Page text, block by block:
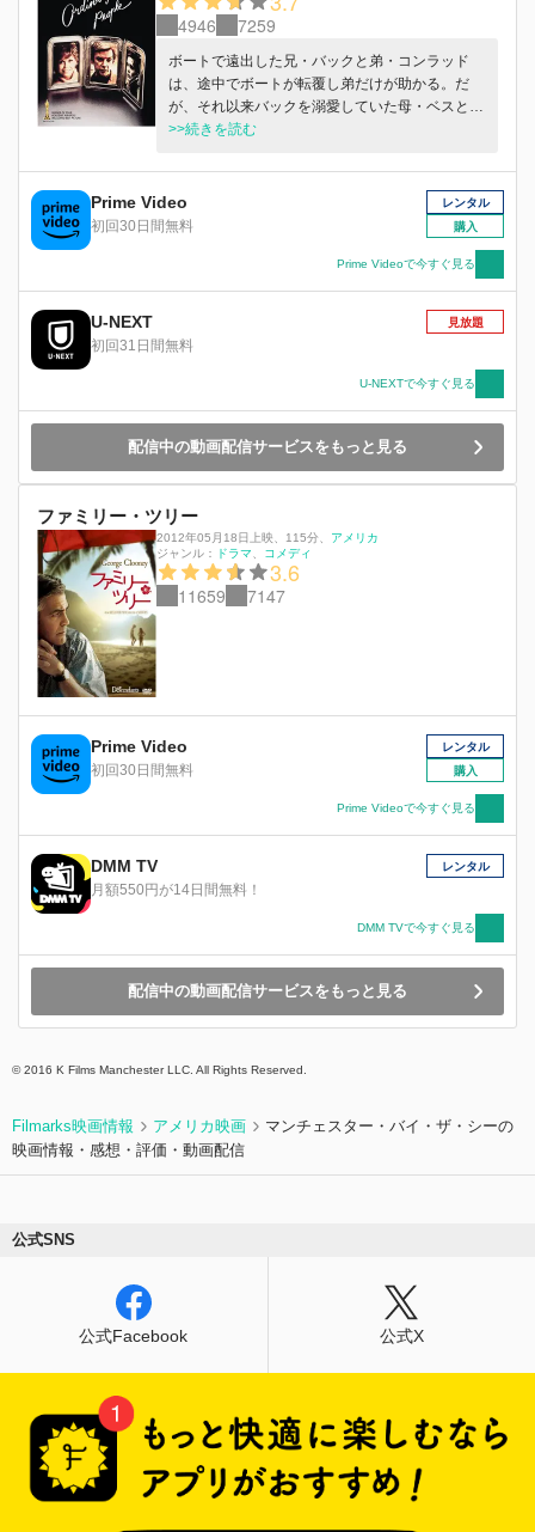
4946 7259
ボートで遠出した兄・バックと弟・コンラッド
は、途中でボートが転覆し弟だけが助かる。だ
が、それ以来バックを溺愛していた母・ベスとの
間にわだかまりが生じてしまう。父・カルヴィン
悩するが…。
>>続きを読む
Prime Video
初回30日間無料
レンタル
購入
Prime Videoで今すぐ見る
U-NEXT
初回31日間無料
見放題
U-NEXTで今すぐ見る
配信中の動画配信サービスをもっと見る
ファミリー・ツリー
2012年05月18日上映 115分
アメリカ
ジャンル：
ドラマ コメディ
3.6
11659 7147
Prime Video
初回30日間無料
レンタル
購入
Prime Videoで今すぐ見る
DMM TV
月額550円が14日間無料！
レンタル
DMM TVで今すぐ見る
配信中の動画配信サービスをもっと見る
© 2016 K Films Manchester LLC. All Rights Reserved.
Filmarks映画情報 アメリカ映画
マンチェスター・バイ・ザ・シーの
映画情報・感想・評価・動画配信
公式SNS
公式Facebook 公式X